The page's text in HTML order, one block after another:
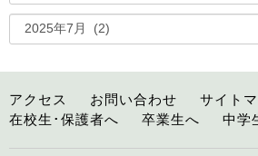
アクセス お問い合わせ
サイト
在校生･保護者へ
卒業生へ 中学